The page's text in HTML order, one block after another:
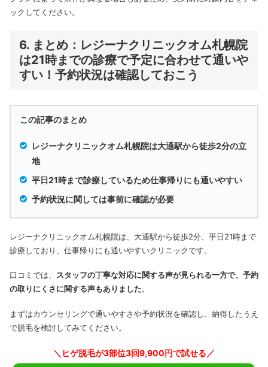
ックしてください。
6. まとめ：レジーナクリニックオム札幌院
は21時までの診療で予定に合わせて通いや
すい！予約状況は確認しておこう
この記事のまとめ
レジーナクリニックオム札幌院は大通駅から徒歩2分の立
地
平日21時まで診療しているため仕事帰りにも通いやすい
予約状況に関しては事前に確認が必要
レジーナクリニックオム札幌院は、大通駅から徒歩2分、平日21時まで
診療しており、仕事帰りにも通いやすいクリニックです。
口コミでは、 スタッフの丁寧な対応に関する声が見られる一方で、予約
の取りにくさに関する声もありました。
まずはカウンセリングで通いやすさや予約状況を確認し、納得したうえ
で脱毛を検討してみてください。
＼ヒゲ脱毛が3部位3回9,900円で試せる／